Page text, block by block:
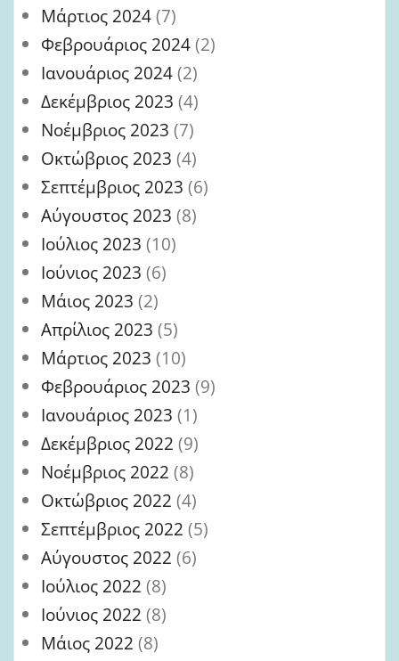
Μάρτιος 2024(7)
Φεβρουάριος 2024(2)
Ιανουάριος 2024(2)
Δεκέμβριος 2023 (4)
Νοέμβριος 2023 (7)
Οκτώβριος 2023 (4)
Σεπτέμβριος 2023 (6)
Αύγουστος 2023 (8)
Ιούλιος 2023 (10)
Ιούνιος 2023 (6)
Μάιος 2023 (2)
Απρίλιος 2023 (5)
Μάρτιος 2023 (10)
Φεβρουάριος 2023 (9)
Ιανουάριος 2023 (1)
Δεκέμβριος 2022 (9)
Νοέμβριος 2022 (8)
Οκτώβριος 2022 (4)
Σεπτέμβριος 2022 (5)
Αύγουστος 2022 (6)
Ιούλιος 2022 (8)
Ιούνιος 2022 (8)
Μάιος 2022 (8)